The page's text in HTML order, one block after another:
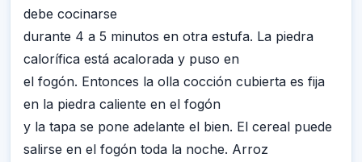
debe cocinarse
durante 4 a 5 minutos en otra estufa. La piedra
calorífica está acalorada y puso en
el fogón. Entonces la olla cocción cubierta es fija
en la piedra caliente en el fogón
y la tapa se pone adelante el bien. El cereal puede
salirse en el fogón toda la noche. Arroz